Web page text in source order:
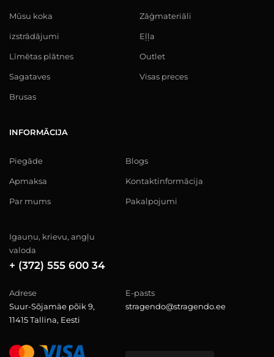
Mūsu koka
izstrādājumi
Līmētas plātnes
Sagataves
Brusas
Zāģmateriāli
Eļļa
Outlet
Visas preces
INFORMĀCIJA
Piegāde
Apmaksa
Par mums
Blogs
Kontaktinformācija
Pakalpojumi
Igauņu, krievu, angļu
valoda
+ (372) 555 600 34
Adrese
Suur-Sõjamäe põik 9,
11415 Tallina, Eesti
E-pasts
stragendo@stragendo.ee